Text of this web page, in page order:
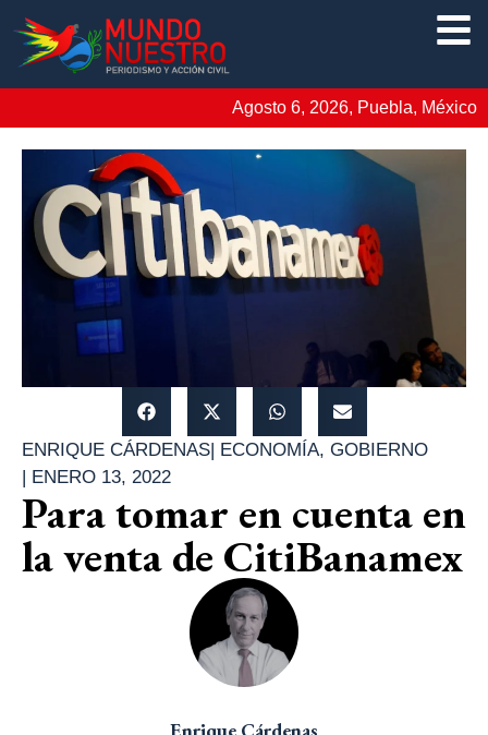
Agosto 6, 2026, Puebla, México
ENRIQUE CÁRDENAS| ECONOMÍA, GOBIERNO
| ENERO 13, 2022
Para tomar en cuenta en
la venta de CitiBanamex
Enrique Cárdenas